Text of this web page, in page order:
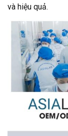
và hiệu quả.